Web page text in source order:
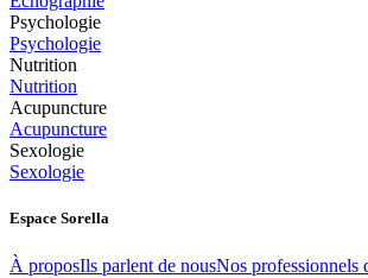
Psychologie
Psychologie
Nutrition
Nutrition
Acupuncture
Acupuncture
Sexologie
Sexologie
Espace Sorella
À proposIls parlent de nousNos professionnels